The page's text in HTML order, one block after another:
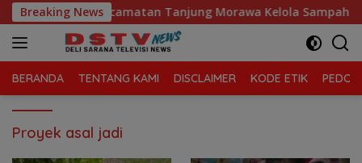
Langsung
ke
konten
Breaking News
Telaga Sari, Kecamatan Tanjung Morawa Kelola Sampah
BERANDA TENTANG KAMI DISCLAIMER KODE ETIK
Proyek asal jadi